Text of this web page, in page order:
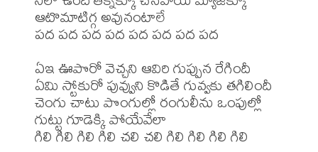
ఆటొమాటిగ్గ అవునంటాలే
పద పద పద పద పద పద పద పద
ఏఇ ఊపొరో వెచ్చని ఆవిరి గుప్పున రేగిందీ
ఏమి స్టోకురో పువ్వుని కొడితే గువ్వకు తగిలిందీ
చెంగు చాటు పొంగుల్లో రంగులీను ఒంపుల్లో
గుట్టు గూడెక్కి పోయేవేలా
గిలి గిలి గిలి గిలి చలి చలి గిలి గిలి గిలి గిలి